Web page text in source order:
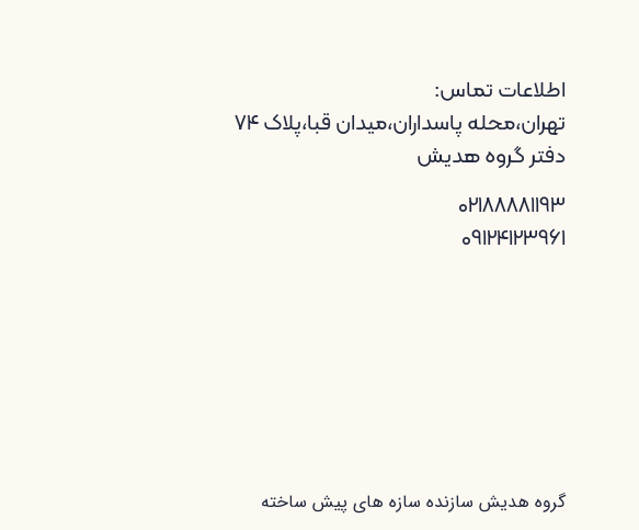
اطلاعات تماس:
تهران،محله پاسداران،میدان قبا،پلاک ۷۴
دفتر گروه هدیش
02188881193
09124123961
گروه هدیش سازنده سازه های پیش ساخته